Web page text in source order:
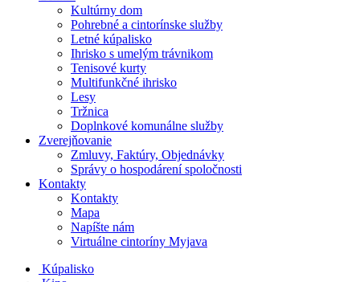
Kultúrny dom
Pohrebné a cintorínske služby
Letné kúpalisko
Ihrisko s umelým trávnikom
Tenisové kurty
Multifunkčné ihrisko
Lesy
Tržnica
Doplnkové komunálne služby
Zverejňovanie
Zmluvy, Faktúry, Objednávky
Správy o hospodárení spoločnosti
Kontakty
Kontakty
Mapa
Napíšte nám
Virtuálne cintoríny Myjava
Kúpalisko